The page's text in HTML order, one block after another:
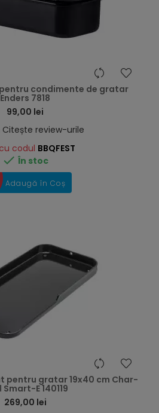
condimente de gratar
Enders 7818
99,00 lei
Citește review-urile
cu codul BBQFEST
 În stoc
Adaugă în Coș
pentru gratar 19x40 cm Char-
Smart-E 140119
269,00 lei